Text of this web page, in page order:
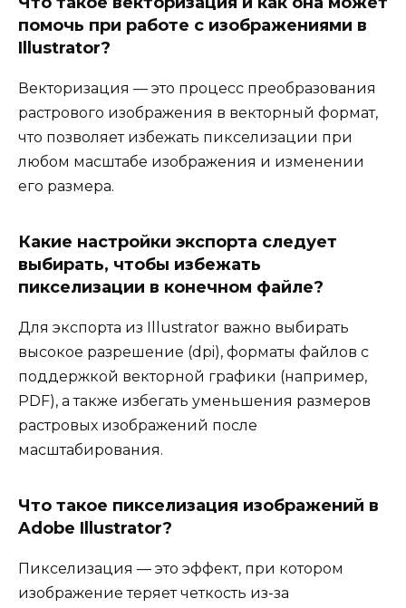
помочь при работе с изображениями в
Illustrator?
Векторизация — это процесс преобразования
растрового изображения в векторный формат,
что позволяет избежать пикселизации при
любом масштабе изображения и изменении
его размера.
Какие настройки экспорта следует
выбирать, чтобы избежать
пикселизации в конечном файле?
Для экспорта из Illustrator важно выбирать
высокое разрешение (dpi), форматы файлов с
поддержкой векторной графики (например,
PDF), а также избегать уменьшения размеров
растровых изображений после
масштабирования.
Что такое пикселизация изображений в
Adobe Illustrator?
Пикселизация — это эффект, при котором
изображение теряет четкость из-за